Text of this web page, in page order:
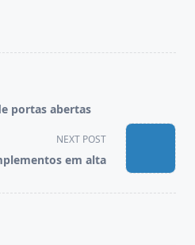
portas abertas
NEXT POST
em alta